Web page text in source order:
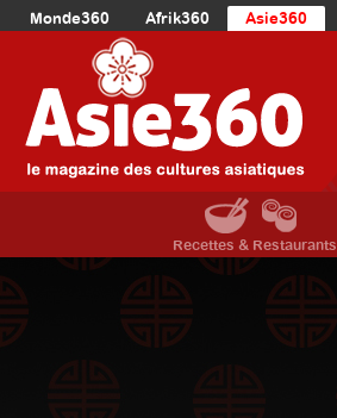
Monde360 Afrik360 Asie360
Europe360
Océanie360
Recettes & Restaurants